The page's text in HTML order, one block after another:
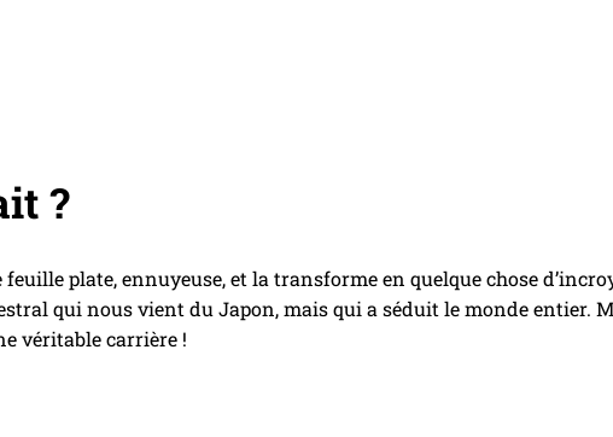
?
plate, ennuyeuse, et la transforme en quelque chose
qui nous vient du Japon, mais qui a séduit le monde entier.
véritable carrière !